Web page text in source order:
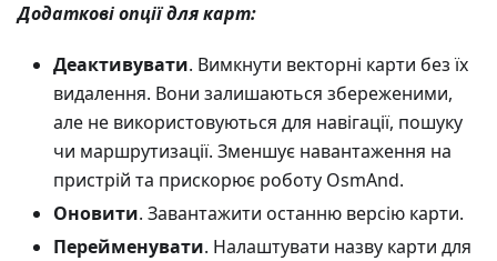
Додаткові опції для карт:
Деактивувати. Вимкнути векторні карти без їх
видалення. Вони залишаються збереженими,
але не використовуються для навігації, пошуку
чи маршрутизації. Зменшує навантаження на
пристрій та прискорює роботу OsmAnd.
Оновити. Завантажити останню версію карти.
Перейменувати. Налаштувати назву карти для